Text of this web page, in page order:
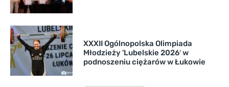
XXXII Ogólnopolska Olimpiada
Młodzieży 'Lubelskie 2026′ w
podnoszeniu ciężarów w Łukowie